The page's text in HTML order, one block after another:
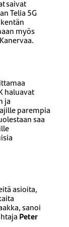
saivat
Telia 5G
myös
haluavat
ja
parempia
saa
asioita,
sanoi
Peter